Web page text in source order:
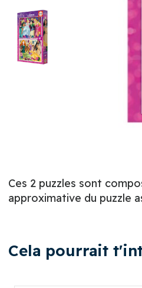
Ces 2 puzzles sont
approximative du puzzle
Cela pourrait